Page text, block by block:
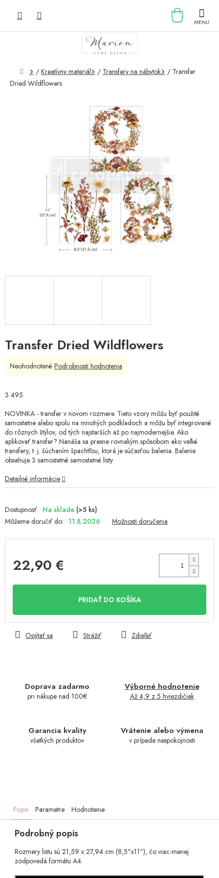
KOŠÍK
Domov
/ Kreatívny materiál / Transfery na nábytok / Transfer
Dried Wildflowers
Transfer Dried Wildflowers
Na sklade (>5 ks)
Môžeme doručiť do: 11.8.2026 Možnosti doručenia
22,90 €
PRIDAŤ DO KOŠÍKA
Doprava zadarmo
pri nákupe nad 100€
Výborné hodnotenie
Až 4,9 z 5 hviezdičiek
Garancia kvality
všetkých produktov
Vrátenie alebo výmena
v prípade nespokojnosti
3 495
NOVINKA - transfer v novom rozmere. Tieto vzory môžu byť použité
samostatne alebo spolu na mnohých podkladoch a môžu byť integrované
do rôznych štýlov, od tých najstarších až po najmodernejšie. Ako
aplikovať transfer? Nanáša sa presne rovnakým spôsobom ako veľké
transfery, t. j. šúchaním špachtľou, ktorá je súčasťou balenia. Balenie
obsahuje 3 samostatné samostatné listy.
Detailné informácie
Opýtať sa Strážiť Zdieľať
Priemerné
je
z
5
hviezdičiek.
Neohodnotené Podrobnosti hodnotenia
Popis Parametre Hodnotenie
Podrobný popis
Rozmery listu sú 21,59 x 27,94 cm (8,5"x11"), čo viac-menej
zodpovedá formátu A4.